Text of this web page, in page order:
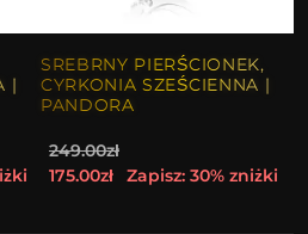
|
SREBRNY PIERŚCIONEK,
CYRKONIA SZEŚCIENNA |
PANDORA
249.00zł
175.00zł
Zapisz: 30% zniżki